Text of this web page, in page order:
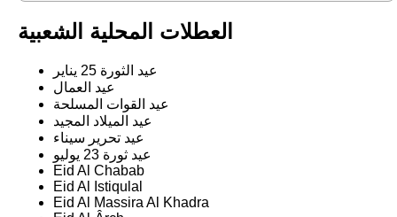
العطلات المحلية الشعبية
عيد الثورة 25 يناير
عيد العمال
عيد القوات المسلحة
عيد الميلاد المجيد
عيد تحرير سيناء
عيد ثورة 23 يوليو
Eid Al Chabab
Eid Al Istiqulal
Eid Al Massira Al Khadra